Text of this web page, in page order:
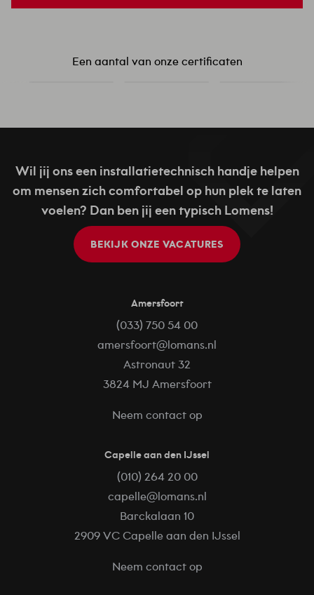
Een aantal van onze certificaten
Wil jij ons een installatietechnisch handje helpen
om mensen zich comfortabel op hun plek te laten
voelen? Dan ben jij een typisch Lomens!
BEKIJK ONZE VACATURES
Amersfoort
(033) 750 54 00
amersfoort@lomans.nl
Astronaut 32
3824 MJ Amersfoort
Neem contact op
Capelle aan den IJssel
(010) 264 20 00
capelle@lomans.nl
Barckalaan 10
2909 VC Capelle aan den IJssel
Neem contact op